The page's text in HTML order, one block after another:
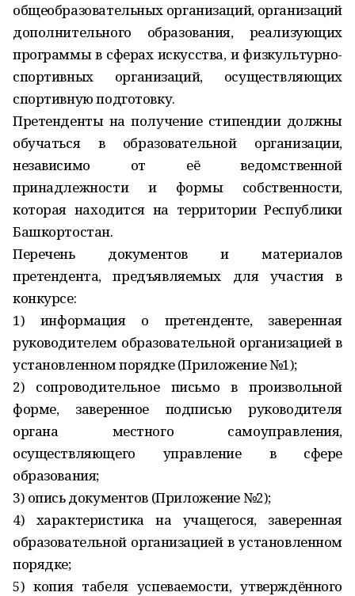
общеобразовательных организаций, организаций
дополнительного образования, реализующих
программы в сферах искусства, и физкультурно-
спортивных организаций, осуществляющих
спортивную подготовку.
Претенденты на получение стипендии должны
обучаться в образовательной организации,
независимо от её ведомственной
принадлежности и формы собственности,
которая находится на территории Республики
Башкортостан.
Перечень документов и материалов
претендента, предъявляемых для участия в
конкурсе:
1) информация о претенденте, заверенная
руководителем образовательной организацией в
установленном порядке (Приложение №1);
2) сопроводительное письмо в произвольной
форме, заверенное подписью руководителя
органа местного самоуправления,
осуществляющего управление в сфере
образования;
3) опись документов (Приложение №2);
4) характеристика на учащегося, заверенная
образовательной организацией в установленном
порядке;
5) копия табеля успеваемости, утверждённого